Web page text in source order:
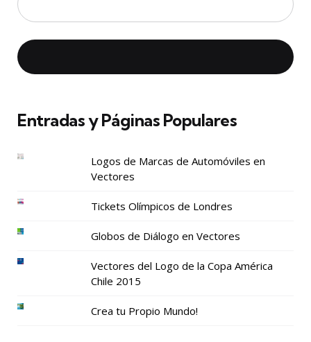
Entradas y Páginas Populares
Logos de Marcas de Automóviles en
Vectores
Tickets Olímpicos de Londres
Globos de Diálogo en Vectores
Vectores del Logo de la Copa América
Chile 2015
Crea tu Propio Mundo!